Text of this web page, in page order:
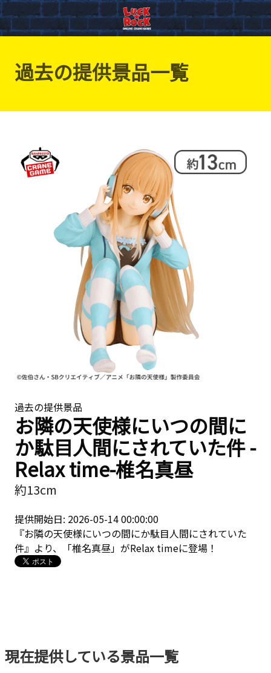
過去の提供景品一覧
過去の提供景品
お隣の天使様にいつの間に
か駄目人間にされていた件 -
Relax time-椎名真昼
約13cm
提供開始日: 2026-05-14 00:00:00
『お隣の天使様にいつの間にか駄目人間にされていた
件』より、「椎名真昼」がRelax timeに登場！
現在提供している景品一覧